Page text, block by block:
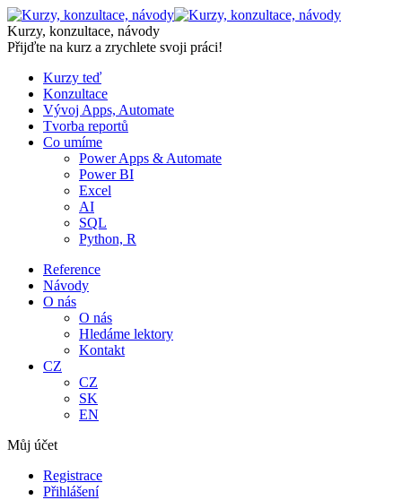
Skip
to
content
Kurzy, konzultace, návody
Přijďte na kurz a zrychlete svoji práci!
Kurzy teď
Konzultace
Vývoj Apps, Automate
Tvorba reportů
Co umíme
Power Apps & Automate
Power BI
Excel
AI
SQL
Python, R
Reference
Návody
O nás
O nás
Hledáme lektory
Kontakt
CZ
CZ
SK
EN
Můj účet
Registrace
Přihlášení